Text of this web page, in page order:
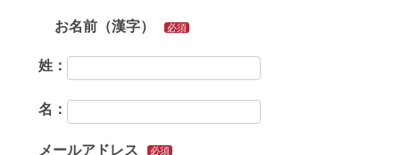
お名前（漢字） 必須
姓：
名：
メールアドレス 必須